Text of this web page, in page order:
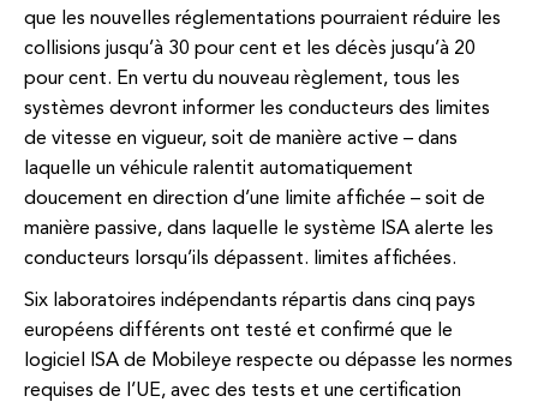
que les nouvelles réglementations pourraient réduire les
collisions jusqu’à 30 pour cent et les décès jusqu’à 20
pour cent. En vertu du nouveau règlement, tous les
systèmes devront informer les conducteurs des limites
de vitesse en vigueur, soit de manière active – dans
laquelle un véhicule ralentit automatiquement
doucement en direction d’une limite affichée – soit de
manière passive, dans laquelle le système ISA alerte les
conducteurs lorsqu’ils dépassent. limites affichées.
Six laboratoires indépendants répartis dans cinq pays
européens différents ont testé et confirmé que le
logiciel ISA de Mobileye respecte ou dépasse les normes
requises de l’UE, avec des tests et une certification